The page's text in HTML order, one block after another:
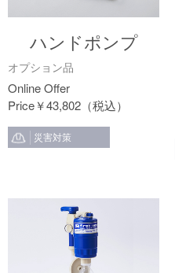
ハンドポンプ
オプション品
￥43,802
災害対策